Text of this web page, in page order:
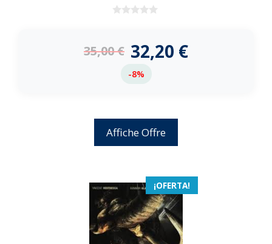
5
35,00€ 32,20 €
-8%
Affiche Offre
¡OFERTA!